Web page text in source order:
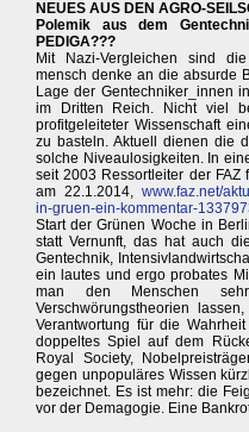
NEUES AUS DEN AGRO-
Polemik aus dem
PEDIGA???
Mit Nazi-Vergleichen sind
mensch denke an die absurde
Lage der Gentechniker_innen
im Dritten Reich. Nicht viel
profitgeleiteter Wissenschaft
zu basteln. Aktuell dienen die
solche Niveaulosigkeiten. In
seit 2003 Ressortleiter der FAZ
am 22.1.2014,www.faz.net/
in-gruen-ein-kommentar-
Start der Grünen Woche in
statt Vernunft, das hat auch
Gentechnik,
ein lautes und ergo probates
man den Menschen
Verschwörungstheorien
Verantwortung für die
doppeltes Spiel auf dem
Royal Society,
gegen unpopuläres Wissen
bezeichnet. Es ist mehr: die
vor der Demagogie. Eine